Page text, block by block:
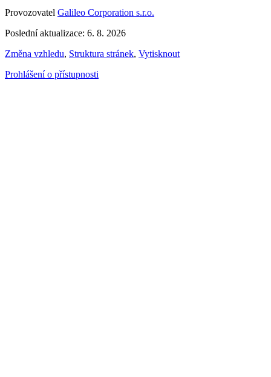
Provozovatel Galileo Corporation s.r.o.
Poslední aktualizace: 6. 8. 2026
Změna vzhledu, Struktura stránek, Vytisknout
Prohlášení o přístupnosti